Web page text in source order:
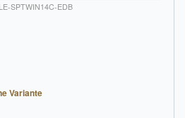
LE-SPTWIN14C-EDB
Variante